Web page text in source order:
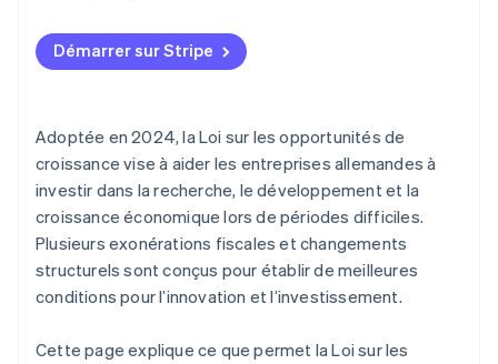
bénéfice pour la comptabilité de caisse
Augmentation du plafond d’exemption pour les
cadeaux
Pas de déclaration de TVA pour les petites
entreprises
Pas de risque de responsabilité avec la méthode du
cinquième
Report de pertes plus élevées
Démarrer sur Stripe
Adoptée en 2024, la Loi sur les opportunités de
croissance vise à aider les entreprises allemandes à
investir dans la recherche, le développement et la
croissance économique lors de périodes difficiles.
Plusieurs exonérations fiscales et changements
structurels sont conçus pour établir de meilleures
conditions pour l’innovation et l’investissement.
Cette page explique ce que permet la Loi sur les